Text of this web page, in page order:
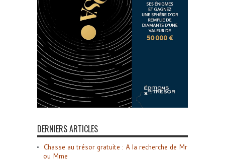
DERNIERS ARTICLES
Chasse au trésor gratuite : A la recherche de Mr
ou Mme